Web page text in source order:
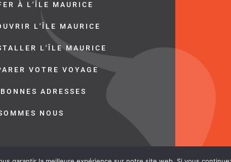
À L'ÎLE MAURICE
L'ÎLE MAURICE
L'ÎLE MAURICE
VOTRE VOYAGE
ADRESSES
NOUS